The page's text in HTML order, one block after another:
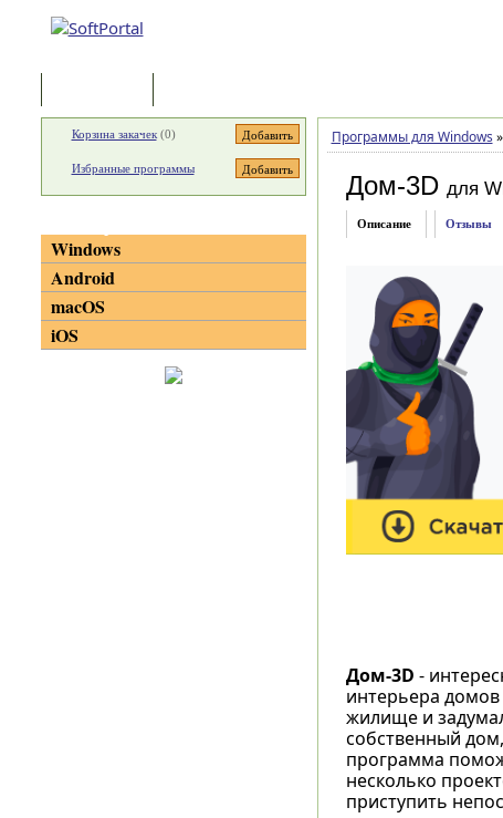
Программы для Windows »
Дом-3D для
Описание Отзывы
Дом-3D -
интерьера
жилище и
собственный
программа
несколько
приступить
Корзина закачек(0)
Избранные программы
Windows
Android
macOS
iOS